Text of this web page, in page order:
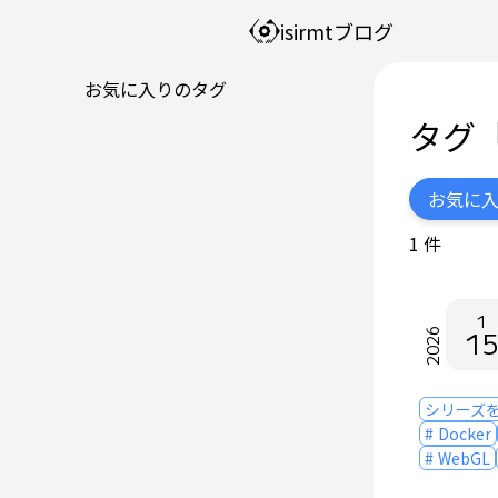
isirmtブログ
お気に入りのタグ
タグ
お気に
1 件
2026
1
15
シリーズ
Docker
WebGL